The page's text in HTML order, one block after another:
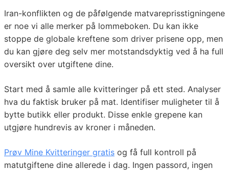
Iran-konflikten og de påfølgende matvareprisstigningene
er noe vi alle merker på lommeboken. Du kan ikke
stoppe de globale kreftene som driver prisene opp, men
du kan gjøre deg selv mer motstandsdyktig ved å ha full
oversikt over utgiftene dine.
Start med å samle alle kvitteringer på ett sted. Analyser
hva du faktisk bruker på mat. Identifiser muligheter til å
bytte butikk eller produkt. Disse enkle grepene kan
utgjøre hundrevis av kroner i måneden.
Prøv Mine Kvitteringer gratis og få full kontroll på
matutgiftene dine allerede i dag. Ingen passord, ingen